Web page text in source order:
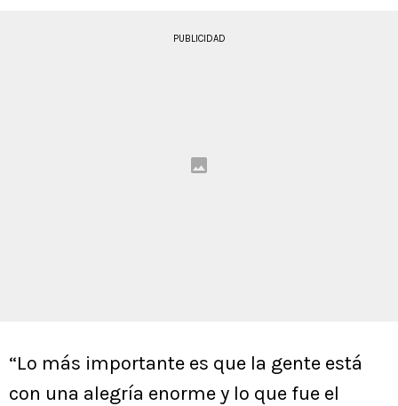
PUBLICIDAD
“Lo más importante es que la gente está
con una alegría enorme y lo que fue el